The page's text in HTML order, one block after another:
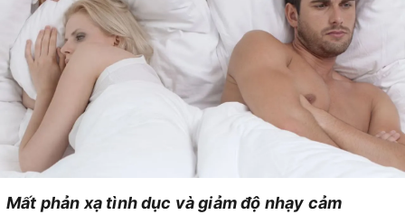
Mất phản xạ tình dục và giảm độ nhạy cảm